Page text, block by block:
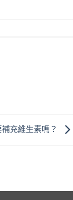
充維生素嗎？